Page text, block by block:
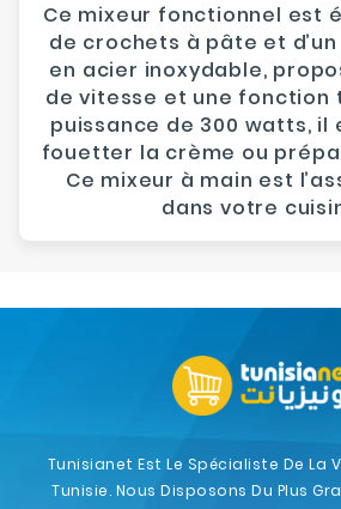
Ce mixeur fonctionnel est
de crochets à pâte et
en acier inoxydable,
de vitesse et une fonction
puissance de 300 watts, il
fouetter la crème ou
Ce mixeur à main est
dans votre
Tunisianet Est Le Spécialiste De La
Tunisie. Nous Disposons Du Plus